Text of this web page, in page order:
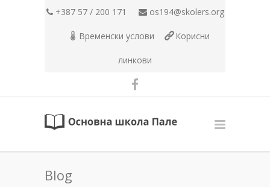
+387 57 / 200 171 os194@skolers.org
Временски услови Корисни
линкови
Blog